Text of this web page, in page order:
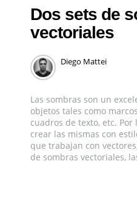
Dos sets de
vectoriales
Diego Mattei
Las sombras son un
objetos tales como
cuadros de texto, etc.
crear las mismas con
que trabajan con
de sombras vectoriales,